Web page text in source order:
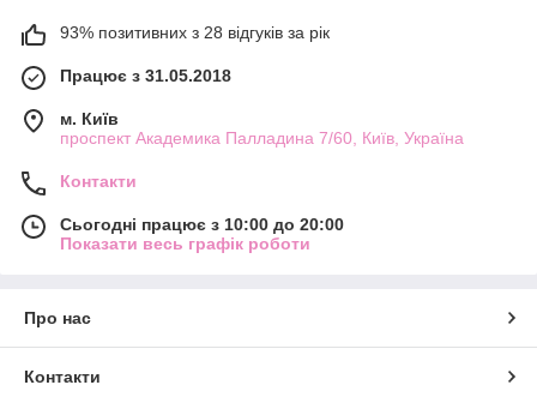
93% позитивних з 28 відгуків за рік
Працює з 31.05.2018
м. Київ
проспект Академика Палладина 7/60, Київ, Україна
Контакти
Сьогодні працює з 10:00 до 20:00
Показати весь графік роботи
Про нас
Контакти